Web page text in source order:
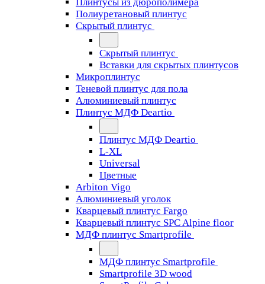
Полиуретановый плинтус
Скрытый плинтус
Скрытый плинтус
Вставки для скрытых плинтусов
Микроплинтус
Теневой плинтус для пола
Алюминиевый плинтус
Плинтус МДФ Deartio
Плинтус МДФ Deartio
L-XL
Universal
Цветные
Arbiton Vigo
Алюминиевый уголок
Кварцевый плинтус Fargo
Кварцевый плинтус SPC Alpine floor
МДФ плинтус Smartprofile
МДФ плинтус Smartprofile
Smartprofile 3D wood